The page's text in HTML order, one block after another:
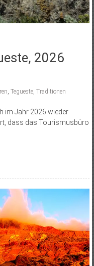
2026
, Tegueste, Traditionen
im Jahr 2026 wieder
dass das Tourismusbüro